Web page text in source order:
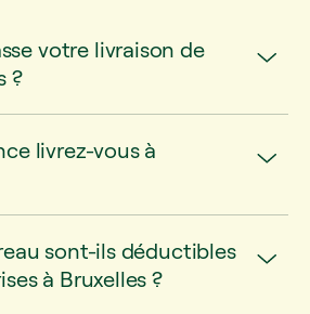
votre livraison de
?
livrez-vous à
sont-ils déductibles
à Bruxelles ?